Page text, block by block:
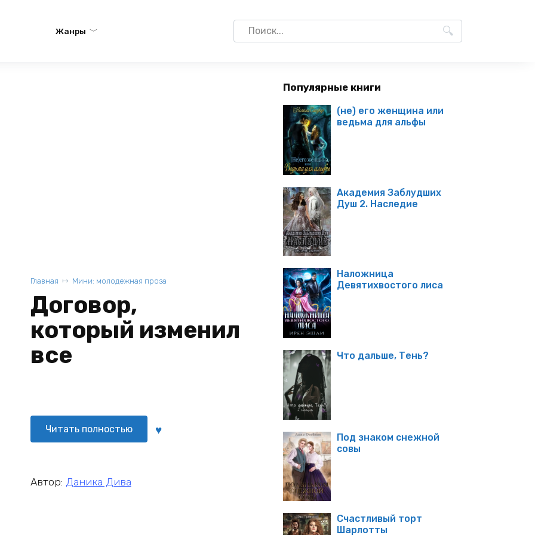
Жанры
Search
for:
Главная Мини: молодежная проза
Договор,
который изменил
все
Читать полностью
Автор: Даника Дива
Популярные книги
(не) его женщина или
ведьма для альфы
Академия Заблудших
Душ 2. Наследие
Наложница
Девятихвостого лиса
Что дальше, Тень?
Под знаком снежной
совы
Счастливый торт
Шарлотты